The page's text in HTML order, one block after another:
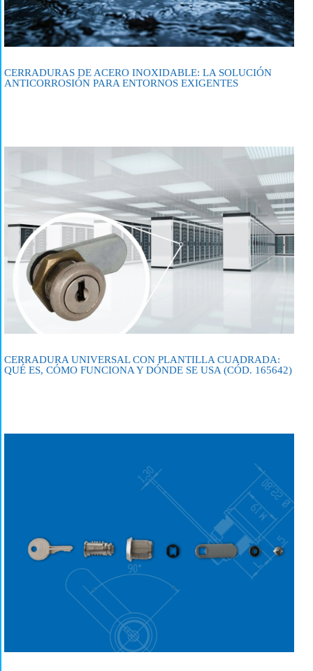
CERRADURAS DE ACERO INOXIDABLE: LA SOLUCIÓN
ANTICORROSIÓN PARA ENTORNOS EXIGENTES
CERRADURA UNIVERSAL CON PLANTILLA CUADRADA:
QUÉ ES, CÓMO FUNCIONA Y DÓNDE SE USA (CÓD. 165642)